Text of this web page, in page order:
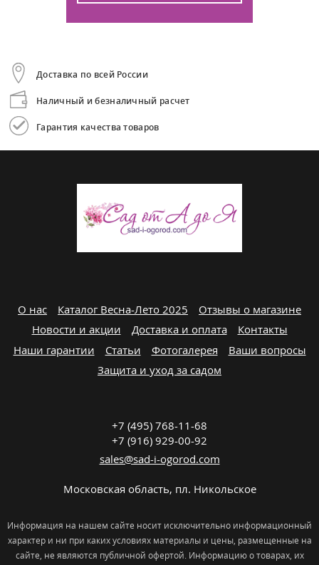
Доставка по всей России
Наличный и безналичный расчет
Гарантия качества товаров
О нас Каталог Весна-Лето 2025
Отзывы о магазине
Новости и акции
Доставка и оплата
Контакты
Наши гарантии
Статьи Фотогалерея
Ваши вопросы
Защита и уход за садом
+7 (495) 768-11-68
+7 (916) 929-00-92
sales@sad-i-ogorod.com
Московская область, пл. Никольcкое
Информация на нашем сайте носит исключительно информационный
характер и ни при каких условиях материалы и цены, размещенные на
сайте, не являются публичной офертой. Информацию о товарах, их